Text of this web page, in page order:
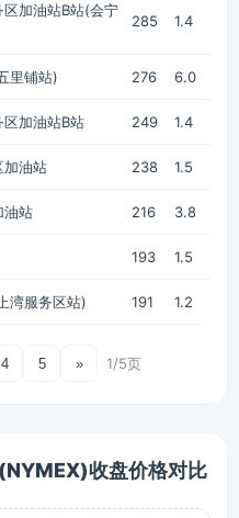
加油站B站(会宁
285 1.4
里铺站) 276 6.0
加油站B站 249 1.4
加油站 238 1.5
油站 216 3.8
193 1.5
湾服务区站) 191 1.2
4 5 » 1/5页
收盘价格对比